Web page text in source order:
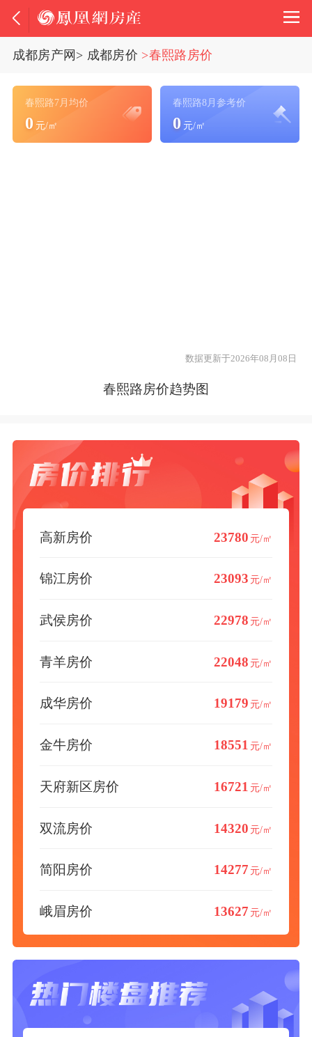
成都房产网 > 成都房价 >春熙路房价
春熙路7月均价
0 元/㎡
春熙路8月参考价
0 元/㎡
春熙路房价趋势图
数据更新于2026年08月08日
高新房价 23780 元/㎡
锦江房价 23093 元/㎡
武侯房价 22978 元/㎡
青羊房价 22048 元/㎡
成华房价 19179 元/㎡
金牛房价 18551 元/㎡
天府新区房价 16721 元/㎡
双流房价 14320 元/㎡
简阳房价 14277 元/㎡
峨眉房价 13627 元/㎡